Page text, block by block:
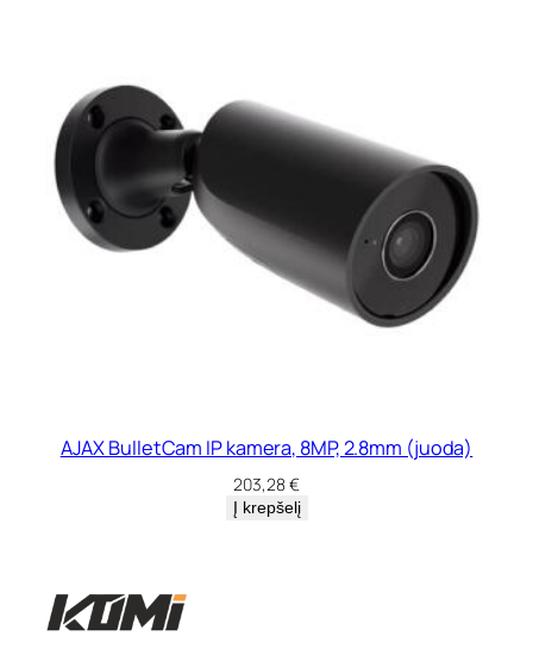
AJAX BulletCam IP kamera, 8MP, 2.8mm (juoda)
203,28€
Į krepšelį